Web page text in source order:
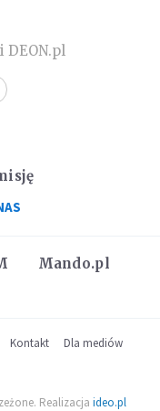
DEON.pl
Mando.pl
Kontakt
Dla mediów
Realizacja ideo.pl